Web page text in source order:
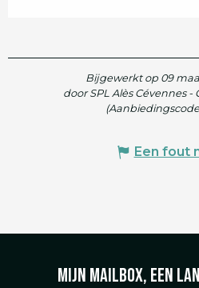
Bijgewerkt op 09
door SPL Alès Cévennes -
Een fout
Mijn mailbox, een